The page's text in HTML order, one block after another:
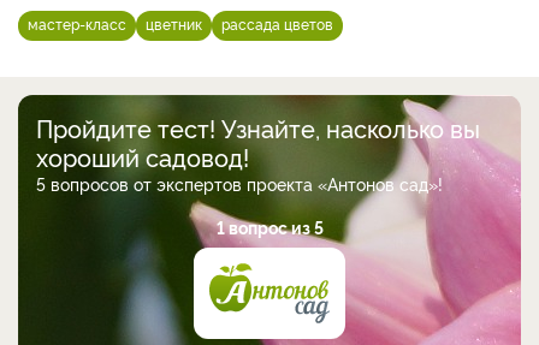
мастер-класс цветник рассада цветов
Пройдите тест! Узнайте, насколько вы
хороший садовод!
5 вопросов от экспертов проекта «Антонов сад»!
1 вопрос из 5